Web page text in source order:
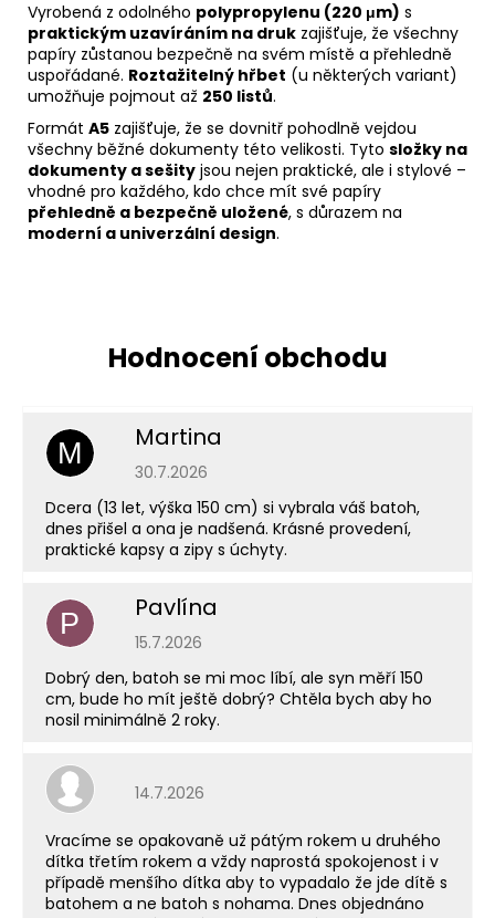
Vyrobená z odolného polypropylenu (220 μm) s
praktickým uzavíráním na druk zajišťuje, že všechny
papíry zůstanou bezpečně na svém místě a přehledně
uspořádané. Roztažitelný hřbet (u některých variant)
umožňuje pojmout až 250 listů.
Formát A5 zajišťuje, že se dovnitř pohodlně vejdou
všechny běžné dokumenty této velikosti. Tyto složky na
dokumenty a sešity jsou nejen praktické, ale i stylové –
vhodné pro každého, kdo chce mít své papíry
přehledně a bezpečně uložené, s důrazem na
moderní a univerzální design.
M Martina
Hodnocení obchodu je 5 z 5 hvězdiček.
30.7.2026
Dcera (13 let, výška 150 cm) si vybrala váš batoh,
dnes přišel a ona je nadšená. Krásné provedení,
praktické kapsy a zipy s úchyty.
P Pavlína
Hodnocení obchodu je 5 z 5 hvězdiček.
15.7.2026
Dobrý den, batoh se mi moc líbí, ale syn měří 150
cm, bude ho mít ještě dobrý? Chtěla bych aby ho
nosil minimálně 2 roky.
Hodnocení obchodu je 5 z 5 hvězdiček.
14.7.2026
Vracíme se opakovaně už pátým rokem u druhého
dítka třetím rokem a vždy naprostá spokojenost i v
případě menšího dítka aby to vypadalo že jde dítě s
batohem a ne batoh s nohama. Dnes objednáno